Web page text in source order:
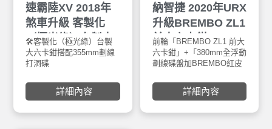
速霸陸XV 2018年
煞車升級 客製化
（極光綠）台製大
六卡鉗搭配355mm
劃線打洞碟+後加大
碟350mm劃線打洞
碟+極光綠噴漆+金
屬油管+ARF13旋
🛠客製化（極光綠）台製
大六卡鉗搭配355mm劃線
打洞碟
洞碟+極光綠噴漆+金屬剎
詳細內容
納智捷 2020年URX
升級BREMBO ZL1
前大六卡鉗
+380mm全浮動劃
線碟盤+BREMBO
紅皮來令片
前輪「BREMBO ZL1 前大
六卡鉗」+「380mm全浮動
劃線碟盤加BREMBO紅皮
後輪「後加大碟350mm劃
線加陶瓷來令片及金屬油
前大六
詳細內容